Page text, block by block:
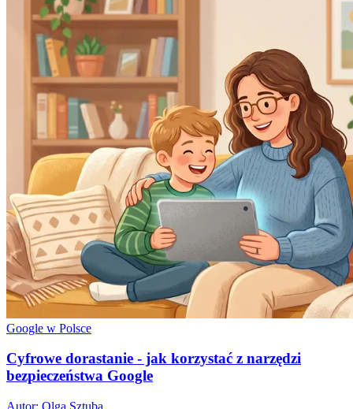
Google w Polsce
Cyfrowe dorastanie - jak korzystać z narzędzi
bezpieczeństwa Google